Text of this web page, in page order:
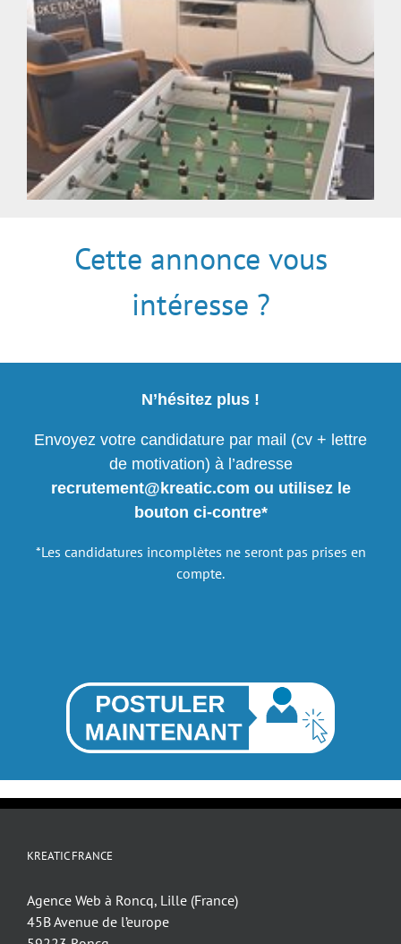
Cette annonce vous
intéresse ?
N’hésitez plus !
Envoyez votre candidature par mail (cv + lettre
de motivation) à l’adresse
recrutement@kreatic.com ou utilisez le
bouton ci-contre*
*Les candidatures incomplètes ne seront pas prises en
compte.
KREATIC FRANCE
Agence Web à Roncq, Lille (France)
45B Avenue de l’europe